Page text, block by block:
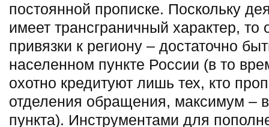
постоянной прописке. Поскольку
имеет трансграничный характер, то
привязки к региону – достаточно
населенном пункте России (в то
охотно кредитуют лишь тех, кто
отделения обращения, максимум – в
пункта). Инструментами для